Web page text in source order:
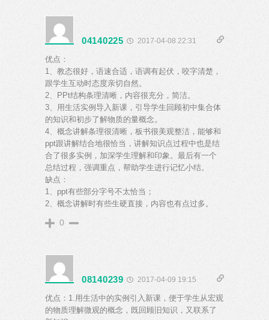
04140225 2017-04-08 22:31
优点：
1、教态很好，语速合适，语调有起伏，咬字清楚，
跟学生互动时态度亲切自然。
2、PPt结构条理清晰，内容很充分，简洁。
3、用生活实例导入新课，引导学生回顾初中集合体
的知识和初步了解物质的量概念。
4、概念讲解条理很清晰，板书很美观整洁，能够和
ppt跟讲解结合地很恰当，讲解知识点过程中也是结
合了很多实例，加深学生理解和印象。最后有一个
总结过程，强调重点，帮助学生进行记忆小结。
缺点：
1、ppt有些部分字号不太恰当；
2、概念讲解时有些生硬直接，内容也有点过多。
0
08140239 2017-04-09 19:15
优点：1.用生活中的实例引入新课，便于学生从宏观
的物质理解微观的概念，既回顾旧知识，又联系了